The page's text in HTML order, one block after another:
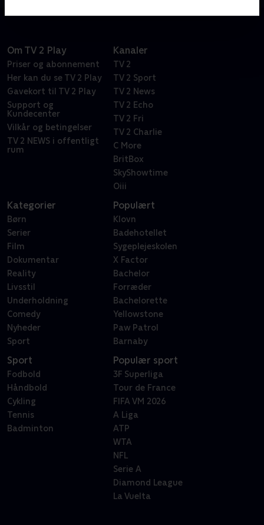
Om TV 2 Play
Priser og abonnement
Her kan du se TV 2 Play
Gavekort til TV 2 Play
Support og
Kundecenter
Vilkår og betingelser
TV 2 NEWS i offentligt
rum
Kanaler
TV 2
TV 2 Sport
TV 2 News
TV 2 Echo
TV 2 Fri
TV 2 Charlie
C More
BritBox
SkyShowtime
Oiii
Kategorier
Børn
Serier
Film
Dokumentar
Reality
Livsstil
Underholdning
Comedy
Nyheder
Sport
Populært
Klovn
Badehotellet
Sygeplejeskolen
X Factor
Bachelor
Forræder
Bachelorette
Yellowstone
Paw Patrol
Barnaby
Sport
Fodbold
Håndbold
Cykling
Tennis
Badminton
Populær sport
3F Superliga
Tour de France
FIFA VM 2026
A Liga
ATP
WTA
NFL
Serie A
Diamond League
La Vuelta